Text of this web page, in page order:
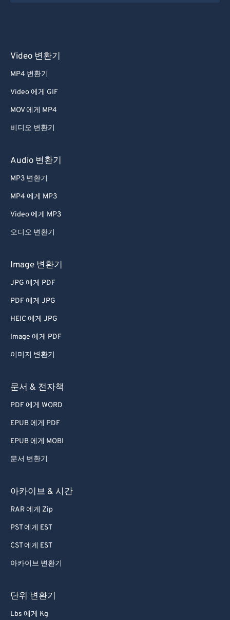
Video 변환기
MP4 변환기
Video 에게 GIF
MOV 에게 MP4
비디오 변환기
Audio 변환기
MP3 변환기
MP4 에게 MP3
Video 에게 MP3
오디오 변환기
Image 변환기
JPG 에게 PDF
PDF 에게 JPG
HEIC 에게 JPG
Image 에게 PDF
이미지 변환기
문서 & 전자책
PDF 에게 WORD
EPUB 에게 PDF
EPUB 에게 MOBI
문서 변환기
아카이브 & 시간
RAR 에게 Zip
PST 에게 EST
CST 에게 EST
아카이브 변환기
단위 변환기
Lbs 에게 Kg